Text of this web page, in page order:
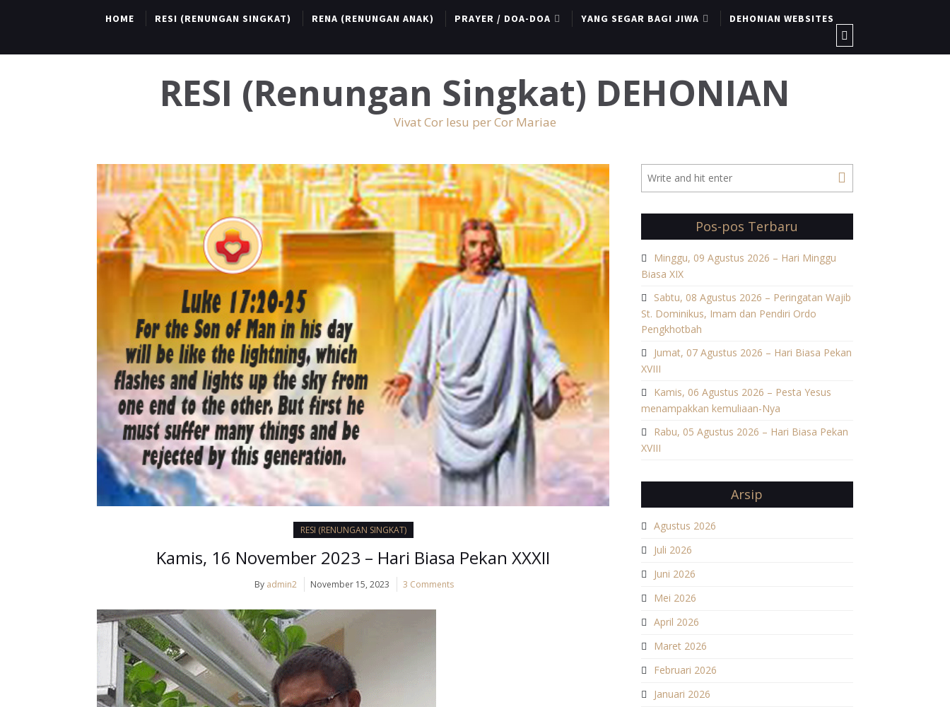
HOME RESI (RENUNGAN SINGKAT) RENA (RENUNGAN ANAK) PRAYER / DOA-DOA YANG SEGAR BAGI JIWA DEHONIAN WEBSITES
RESI (Renungan Singkat) DEHONIAN
Vivat Cor Iesu per Cor Mariae
RESI (RENUNGAN SINGKAT)
Kamis, 16 November 2023 – Hari Biasa Pekan XXXII
By admin2 November 15, 2023 3 Comments
Pos-pos Terbaru
Minggu, 09 Agustus 2026 – Hari Minggu
Biasa XIX
Sabtu, 08 Agustus 2026 – Peringatan Wajib
St. Dominikus, Imam dan Pendiri Ordo
Pengkhotbah
Jumat, 07 Agustus 2026 – Hari Biasa Pekan
XVIII
Kamis, 06 Agustus 2026 – Pesta Yesus
menampakkan kemuliaan-Nya
Rabu, 05 Agustus 2026 – Hari Biasa Pekan
XVIII
Arsip
Agustus 2026
Juli 2026
Juni 2026
Mei 2026
April 2026
Maret 2026
Februari 2026
Januari 2026